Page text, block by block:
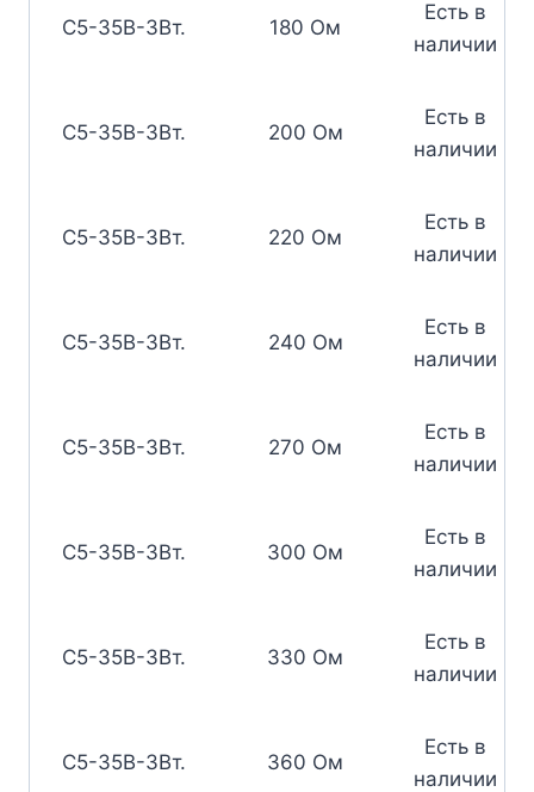
С5-35В-3Вт. 180 Ом
Есть в
наличии
С5-35В-3Вт. 200 Ом
Есть в
наличии
С5-35В-3Вт. 220 Ом
Есть в
наличии
С5-35В-3Вт. 240 Ом
Есть в
наличии
С5-35В-3Вт. 270 Ом
Есть в
наличии
С5-35В-3Вт. 300 Ом
Есть в
наличии
С5-35В-3Вт. 330 Ом
Есть в
наличии
С5-35В-3Вт. 360 Ом
Есть в
наличии